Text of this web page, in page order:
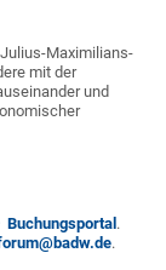
Maximilians-
mit der
und
Buchungsportal .
.